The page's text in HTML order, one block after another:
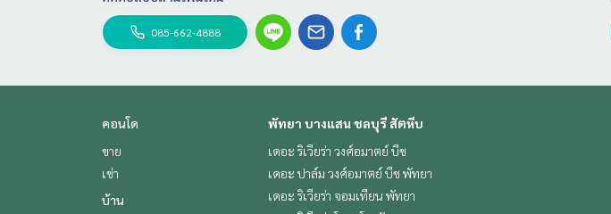
085-662-4888
คอนโด
ขาย
เช่า
บ้าน
พัทยา บางแสน ชลบุรี สัตหีบ
เดอะ ริเวียร่า วงศ์อมาตย์ บีช
เดอะ ปาล์ม วงศ์อมาตย์ บีช พัทยา
เดอะ ริเวียร่า จอมเทียน พัทยา